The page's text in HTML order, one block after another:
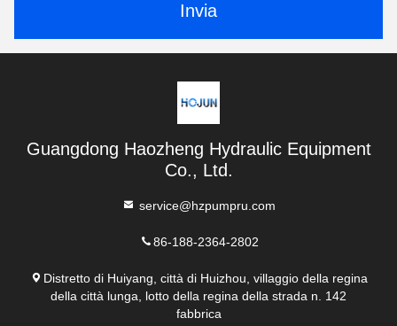
Invia
Guangdong Haozheng Hydraulic Equipment
Co., Ltd.
service@hzpumpru.com
86-188-2364-2802
Distretto di Huiyang, città di Huizhou, villaggio della regina
della città lunga, lotto della regina della strada n. 142
fabbrica